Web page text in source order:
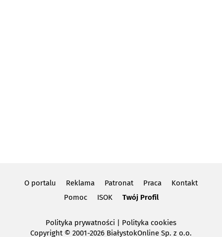
O portalu Reklama Patronat Praca
Kontakt
Pomoc
ISOK Twój Profil
Polityka prywatności | Polityka cookies
Copyright© 2001-2026 BiałystokOnline Sp. z o.o.